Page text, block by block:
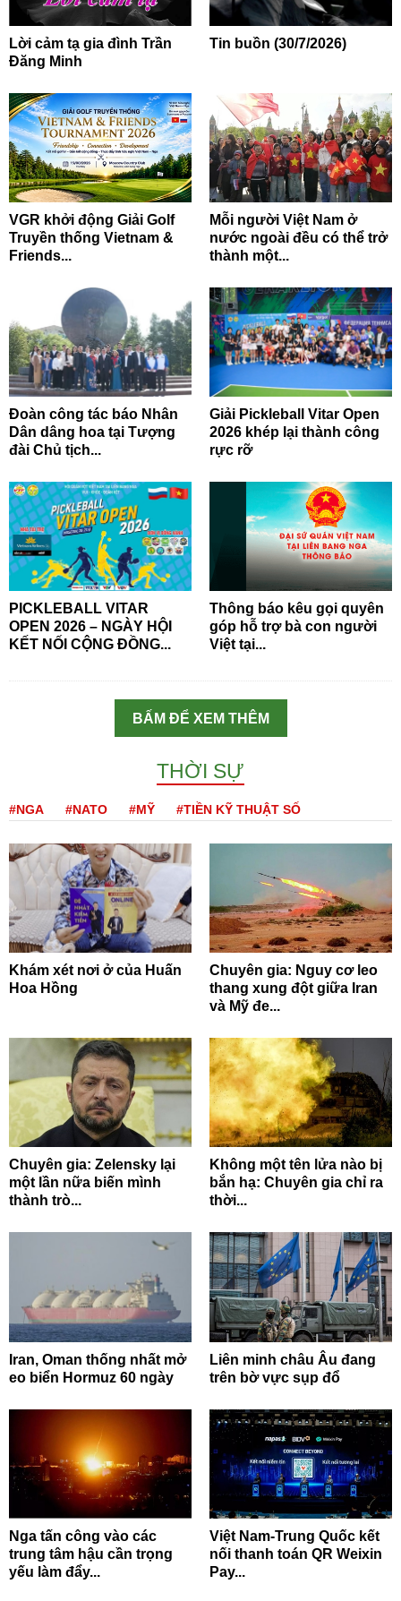
Lời cảm tạ gia đình Trần
Đăng Minh
Tin buồn (30/7/2026)
VGR khởi động Giải Golf
Truyền thống Vietnam &
Friends...
Mỗi người Việt Nam ở
nước ngoài đều có thể trở
thành một...
Đoàn công tác báo Nhân
Dân dâng hoa tại Tượng
đài Chủ tịch...
Giải Pickleball Vitar Open
2026 khép lại thành công
rực rỡ
PICKLEBALL VITAR
OPEN 2026 – NGÀY HỘI
KẾT NỐI CỘNG ĐỒNG...
Thông báo kêu gọi quyên
góp hỗ trợ bà con người
Việt tại...
BẤM ĐỂ XEM THÊM
THỜI SỰ
#NGA #NATO #MỸ #TIỀN KỸ THUẬT SỐ
Khám xét nơi ở của Huấn
Hoa Hồng
Chuyên gia: Nguy cơ leo
thang xung đột giữa Iran
và Mỹ đe...
Chuyên gia: Zelensky lại
một lần nữa biến mình
thành trò...
Không một tên lửa nào bị
bắn hạ: Chuyên gia chỉ ra
thời...
Iran, Oman thống nhất mở
eo biển Hormuz 60 ngày
Liên minh châu Âu đang
trên bờ vực sụp đổ
Nga tấn công vào các
trung tâm hậu cần trọng
yếu làm đẩy...
Việt Nam-Trung Quốc kết
nối thanh toán QR Weixin
Pay...